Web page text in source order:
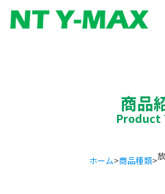
商品
ホーム>商品種類>